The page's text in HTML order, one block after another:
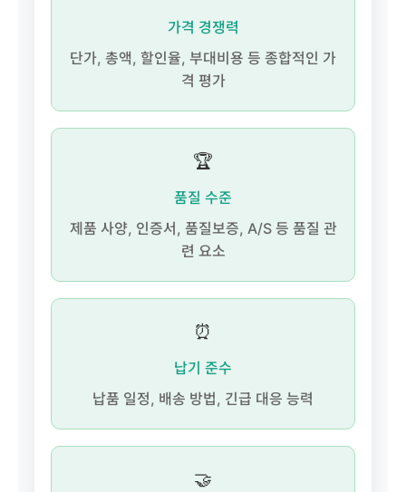
가격 경쟁력
단가, 총액, 할인율, 부대비용 등 종합적인 가
격 평가
🏆
품질 수준
제품 사양, 인증서, 품질보증, A/S 등 품질 관
련 요소
⏰
납기 준수
납품 일정, 배송 방법, 긴급 대응 능력
🤝